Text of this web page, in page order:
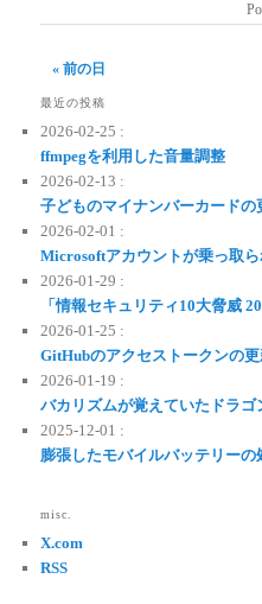
« 前の日
最近の投稿
2026-02-25 :
ffmpegを利用した音量調整
2026-02-13 :
子どものマイナンバーカード
2026-02-01 :
Microsoftアカウントが乗っ取ら
2026-01-29 :
「情報セキュリティ10大脅威
2026-01-25 :
GitHubのアクセストークンの
2026-01-19 :
バカリズムが覚えていたドラ
2025-12-01 :
膨張したモバイルバッテリーの
misc.
X.com
RSS